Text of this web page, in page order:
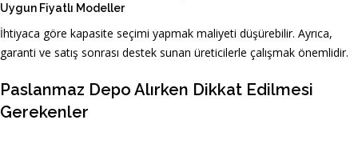
Uygun Fiyatlı Modeller
İhtiyaca göre kapasite seçimi yapmak maliyeti düşürebilir. Ayrıca,
garanti ve satış sonrası destek sunan üreticilerle çalışmak önemlidir.
Paslanmaz Depo Alırken Dikkat Edilmesi
Gerekenler